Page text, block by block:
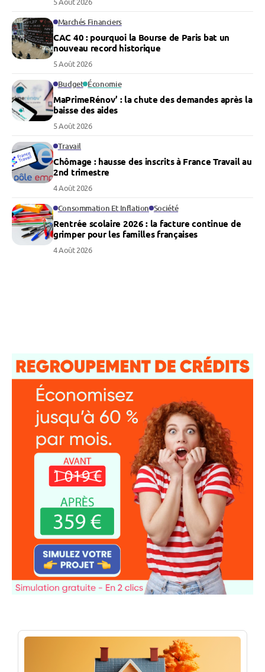
Marchés Financiers
CAC 40 : pourquoi la Bourse de Paris bat un
nouveau record historique
5 Août 2026
Budget Économie
MaPrimeRénov’ : la chute des demandes après la
baisse des aides
5 Août 2026
Travail
Chômage : hausse des inscrits à France Travail au
2nd trimestre
4 Août 2026
Consommation Et Inflation Société
Rentrée scolaire 2026 : la facture continue de
grimper pour les familles françaises
4 Août 2026